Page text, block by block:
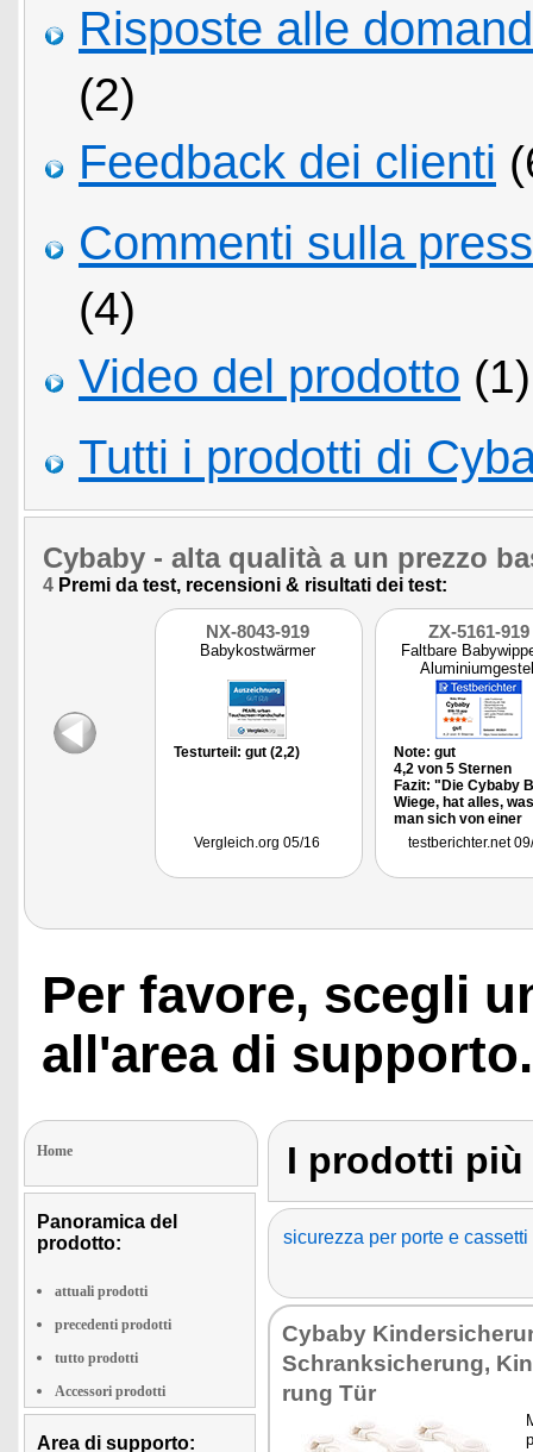
Risposte alle
(2)
Feedback dei clienti
Commenti sulla
(4)
Video del prodotto (1)
Tutti i prodotti di
Cybaby - alta qualità a un prezzo
4 Premi da test, recensioni & risultati dei test:
NX-8043-919
Babykostwärmer
Testurteil: gut (2,2)
Vergleich.org 05/16
ZX-5161-919
Faltbare
Note: gut
4,2 von 5 Sternen
Fazit: "Die Cybaby
Wiege, hat alles, was
man sich von einer
elektrischen Wiege
wünschen kann. Sie
testberichter.net
Per favore, scegli
all'area di
Home
Panoramica del
prodotto:
attuali prodotti
precedenti prodotti
tutto prodotti
Accessori prodotti
Area di supporto:
I prodotti
sicurezza per porte e cassetti
Cy­ba­by
Schrank­si­che­rung,
rung Tür